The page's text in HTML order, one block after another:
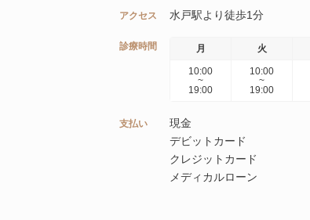
アクセス 水戸駅より徒歩1分
診療時間 月 火
10:00
~
19:00
10:00
~
19:00
支払い
現金
デビットカード
クレジットカード
メディカルローン